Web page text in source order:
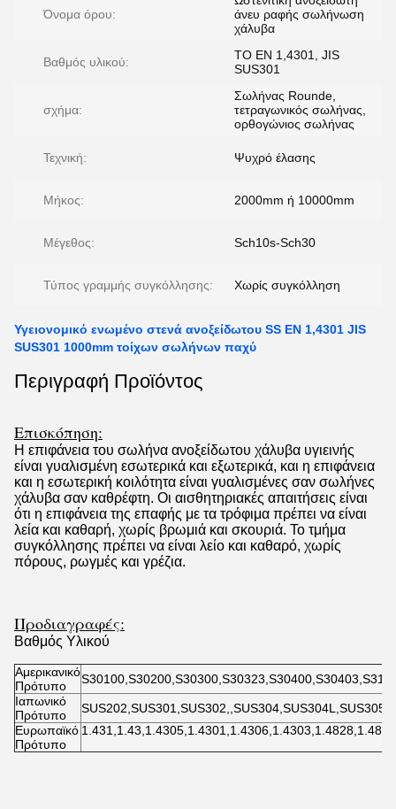
Όνομα όρου:
άνευ ραφής σωλήνωση
χάλυβα
Βαθμός υλικού:
ΤΟ EN 1,4301, JIS
SUS301
σχήμα:
Σωλήνας Rounde,
τετραγωνικός σωλήνας,
ορθογώνιος σωλήνας
Τεχνική: Ψυχρό έλασης
Μήκος: 2000mm ή 10000mm
Μέγεθος: Sch10s-Sch30
Τύπος γραμμής συγκόλλησης: Χωρίς συγκόλληση
Υγειονομικό ενωμένο στενά ανοξείδωτου SS EN 1,4301 JIS
SUS301 1000mm τοίχων σωλήνων παχύ
Περιγραφή Προϊόντος
Επισκόπηση:
Η επιφάνεια του σωλήνα ανοξείδωτου χάλυβα υγιεινής
είναι γυαλισμένη εσωτερικά και εξωτερικά, και η επιφάνεια
και η εσωτερική κοιλότητα είναι γυαλισμένες σαν σωλήνες
χάλυβα σαν καθρέφτη. Οι αισθητηριακές απαιτήσεις είναι
ότι η επιφάνεια της επαφής με τα τρόφιμα πρέπει να είναι
λεία και καθαρή, χωρίς βρωμιά και σκουριά. Το τμήμα
συγκόλλησης πρέπει να είναι λείο και καθαρό, χωρίς
πόρους, ρωγμές και γρέζια.
Προδιαγραφές:
Βαθμός Υλικού
Αμερικανικό
Πρότυπο
Ιαπωνικό
Πρότυπο
Ευρωπαϊκό
Πρότυπο